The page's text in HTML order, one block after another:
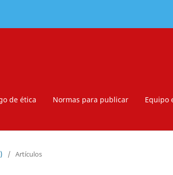
de ética Normas para publicar Equipo
/ Artículos